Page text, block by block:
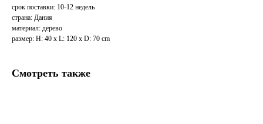
срок поставки: 10-12 недель
страна: Дания
материал: дерево
размер: H: 40 x L: 120 x D: 70 cm
Смотреть также